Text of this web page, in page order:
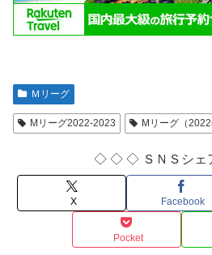
Ｍリーグ
Mリーグ2022-2023 Mリーグ（2022
◇ ◇ ◇ ＳＮＳシ
X Facebook
Pocket